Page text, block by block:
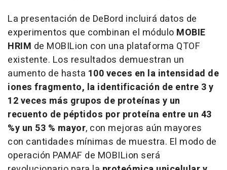
La presentación de DeBord incluirá datos de
experimentos que combinan el módulo MOBIE
HRIM de MOBILion con una plataforma QTOF
existente. Los resultados demuestran un
aumento de hasta 100 veces en la intensidad de
iones fragmento, la identificación de entre 3 y
12 veces más grupos de proteínas y un
recuento de péptidos por proteína entre un 43
%y un 53 % mayor, con mejoras aún mayores
con cantidades mínimas de muestra. El modo de
operación PAMAF de MOBILion será